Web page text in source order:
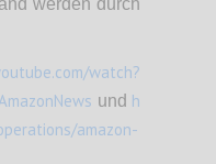
watch?
und h
amazon-